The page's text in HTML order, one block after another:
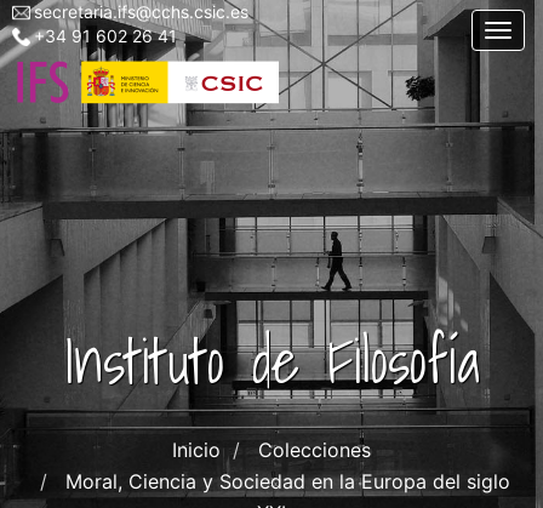
Pasar
al
contenido
principal
Menu
top
left
ifs
secretaria.ifs@cchs.csic.es
+34 91 602 26 41
Instituto de Filosofía
Inicio
Colecciones
Moral, Ciencia y Sociedad en la Europa del siglo